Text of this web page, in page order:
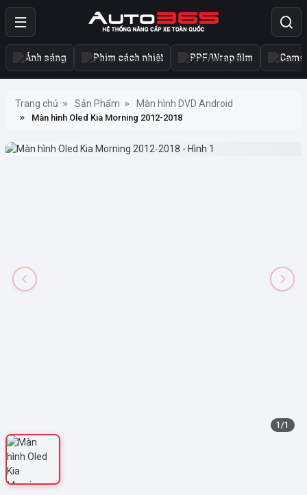
Ánh sáng Phim cách nhiệt PPF/Wrap film
Trang chủ Sản Phẩm Màn hình DVD Android
Màn hình Oled Kia Morning 2012-2018
1 /1